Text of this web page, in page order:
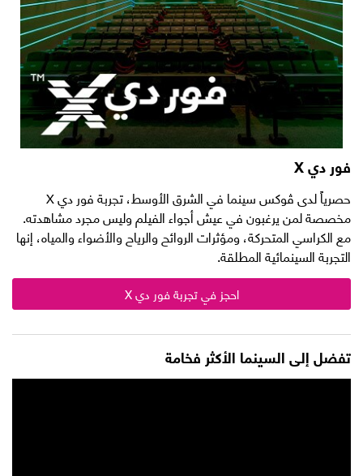
فور دي X
حصرياً لدى ڤوكس سينما في الشرق الأوسط، تجربة فور دي X
مخصصة لمن يرغبون في عيش أجواء الفيلم وليس مجرد مشاهدته.
مع الكراسي المتحركة، ومؤثرات الروائح والرياح والأضواء والمياه، إنها
التجربة السينمائية المطلقة.
احجز في تجربة فور دي X
تفضل إلى السينما الأكثر فخامة